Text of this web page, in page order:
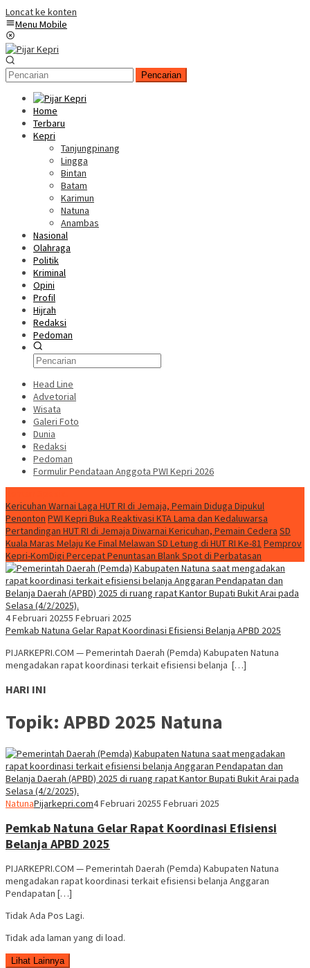
Loncat ke konten
Menu Mobile
Pencarian
Home
Terbaru
Kepri
Tanjungpinang
Lingga
Bintan
Batam
Karimun
Natuna
Anambas
Nasional
Olahraga
Politik
Kriminal
Opini
Profil
Hijrah
Redaksi
Pedoman
Head Line
Advetorial
Wisata
Galeri Foto
Dunia
Redaksi
Pedoman
Formulir Pendataan Anggota PWI Kepri 2026
Kericuhan Warnai Laga HUT RI di Jemaja, Pemain Diduga Dipukul
Penonton PWI Kepri Buka Reaktivasi KTA Lama dan Kedaluwarsa
Pertandingan HUT RI di Jemaja Diwarnai Kericuhan, Pemain Cedera SD
Kuala Maras Melaju Ke Final Melawan SD Letung di HUT RI Ke-81 Pemprov
Kepri-KomDigi Percepat Penuntasan Blank Spot di Perbatasan
4 Februari 20255 Februari 2025
Pemkab Natuna Gelar Rapat Koordinasi Efisiensi Belanja APBD 2025
PIJARKEPRI.COM — Pemerintah Daerah (Pemda) Kabupaten Natuna
mengadakan rapat koordinasi terkait efisiensi belanja […]
HARI INI
Topik: APBD 2025 Natuna
NatunaPijarkepri.com4 Februari 20255 Februari 2025
Pemkab Natuna Gelar Rapat Koordinasi Efisiensi
Belanja APBD 2025
PIJARKEPRI.COM — Pemerintah Daerah (Pemda) Kabupaten Natuna
mengadakan rapat koordinasi terkait efisiensi belanja Anggaran
Pendapatan […]
Tidak Ada Pos Lagi.
Tidak ada laman yang di load.
Lihat Lainnya